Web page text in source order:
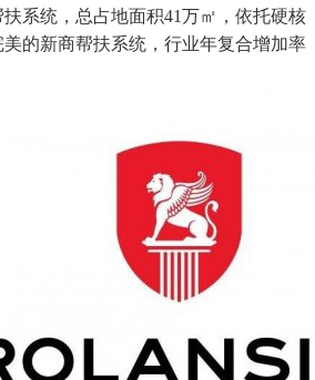
统，总占地面积41万㎡，依托硬核
的新商帮扶系统，行业年复合增加率